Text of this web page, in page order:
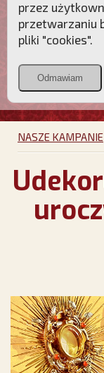
Polonia
Christiana
POZNAJ
NASZE KAMPANIE
przez
przetwarzaniu
pliki "cookies".
Odmawiam